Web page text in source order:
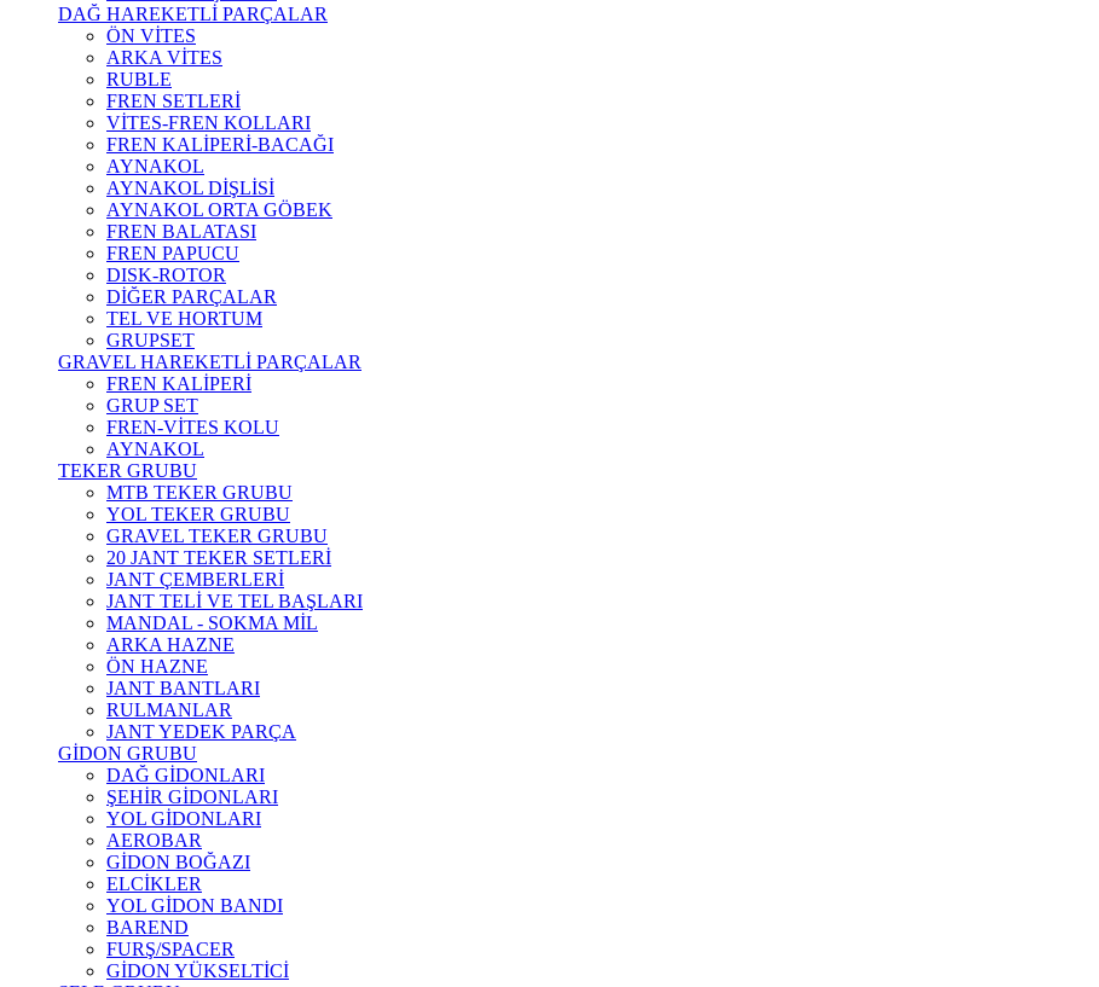
DAĞ HAREKETLİ PARÇALAR
ÖN VİTES
ARKA VİTES
RUBLE
FREN SETLERİ
VİTES-FREN KOLLARI
FREN KALİPERİ-BACAĞI
AYNAKOL
AYNAKOL DİŞLİSİ
AYNAKOL ORTA GÖBEK
FREN BALATASI
FREN PAPUCU
DISK-ROTOR
DİĞER PARÇALAR
TEL VE HORTUM
GRUPSET
GRAVEL HAREKETLİ PARÇALAR
FREN KALİPERİ
GRUP SET
FREN-VİTES KOLU
AYNAKOL
TEKER GRUBU
MTB TEKER GRUBU
YOL TEKER GRUBU
GRAVEL TEKER GRUBU
20 JANT TEKER SETLERİ
JANT ÇEMBERLERİ
JANT TELİ VE TEL BAŞLARI
MANDAL - SOKMA MİL
ARKA HAZNE
ÖN HAZNE
JANT BANTLARI
RULMANLAR
JANT YEDEK PARÇA
GİDON GRUBU
DAĞ GİDONLARI
ŞEHİR GİDONLARI
YOL GİDONLARI
AEROBAR
GİDON BOĞAZI
ELCİKLER
YOL GİDON BANDI
BAREND
FURŞ/SPACER
GİDON YÜKSELTİCİ